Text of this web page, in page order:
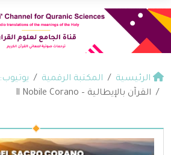
الرئيسية المكتبة الرقمية يوتيوب:
القرآن بالإيطالية – Il Nobile Corano